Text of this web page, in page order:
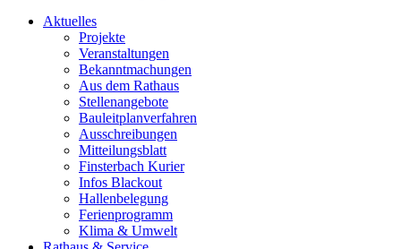
Aktuelles
Projekte
Veranstaltungen
Bekanntmachungen
Aus dem Rathaus
Stellenangebote
Bauleitplanverfahren
Ausschreibungen
Mitteilungsblatt
Finsterbach Kurier
Infos Blackout
Hallenbelegung
Ferienprogramm
Klima & Umwelt